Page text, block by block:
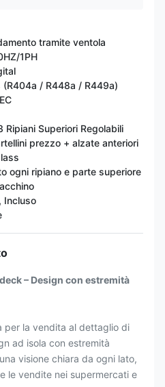
tramite ventola
1PH
(R404a / R448a / R449a)
Ripiani Superiori Regolabili
prezzo + alzate anteriori
ogni ripiano e parte superiore
Incluso
– Design con estremità
per la vendita al dettaglio di
ad isola con estremità
visione chiara da ogni lato,
le vendite nei supermercati e